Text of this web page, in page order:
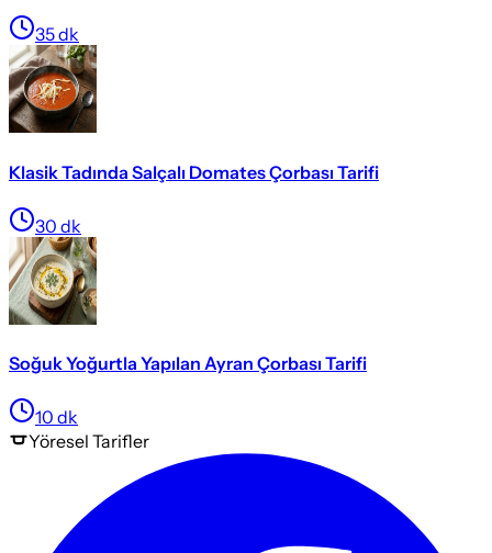
35dk
Klasik Tadında Salçalı Domates Çorbası Tarifi
30 dk
Soğuk Yoğurtla Yapılan Ayran Çorbası Tarifi
10 dk
Yöresel Tarifler